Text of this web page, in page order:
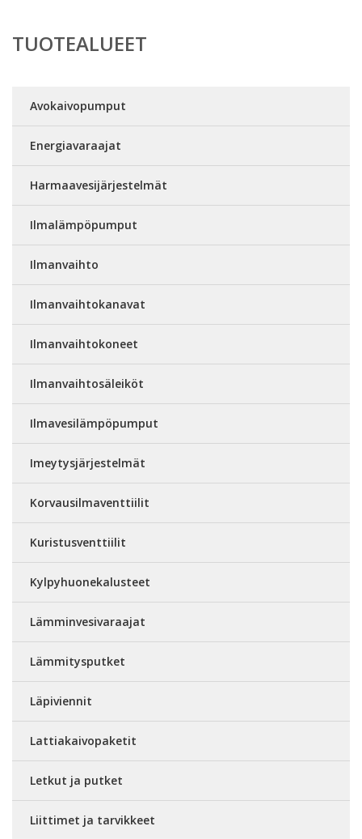
TUOTEALUEET
Avokaivopumput
Energiavaraajat
Harmaavesijärjestelmät
Ilmalämpöpumput
Ilmanvaihto
Ilmanvaihtokanavat
Ilmanvaihtokoneet
Ilmanvaihtosäleiköt
Ilmavesilämpöpumput
Imeytysjärjestelmät
Korvausilmaventtiilit
Kuristusventtiilit
Kylpyhuonekalusteet
Lämminvesivaraajat
Lämmitysputket
Läpiviennit
Lattiakaivopaketit
Letkut ja putket
Liittimet ja tarvikkeet